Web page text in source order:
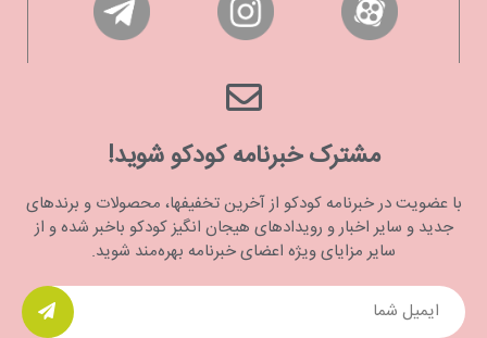
مشترک خبرنامه کودکو شوید!
با عضویت در خبرنامه کودکو از آخرین تخفیفها، محصولات و برندهای
جدید و سایر اخبار و رویدادهای هیجان انگیز کودکو باخبر شده و از
سایر مزایای ویژه اعضای خبرنامه بهره‌مند شوید.